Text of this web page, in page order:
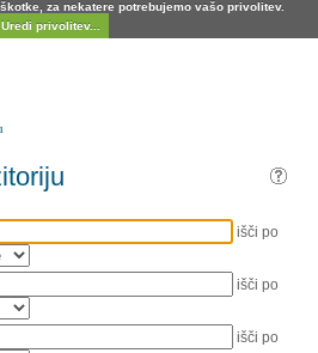
za nekatere potrebujemo vašo privolitev.
Uredi privolitev...
išči po
išči po
išči po